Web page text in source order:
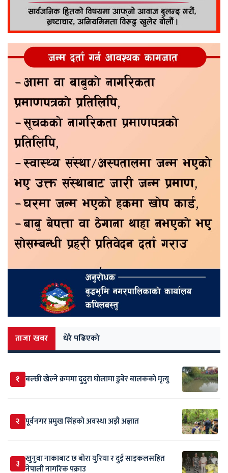
ताजा खबर धेरै पढिएको
१ बल्छी खेल्ने क्रममा दुदुरा घोलामा डुबेर बालकको मृत्यु
२ पूर्वनगर प्रमुख सिंहको अवस्था अझै अज्ञात
३ खुनुवा नाकाबाट छ बोरा युरिया र दुई साइकलसहित
नेपाली नागरिक पक्राउ